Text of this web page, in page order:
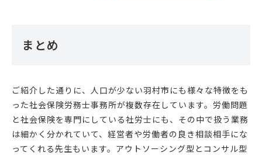
まとめ
ご紹介した通りに、人口が少ない羽村市にも様々な特徴をも
った社会保険労務士事務所が複数存在しています。労働問題
と社会保険を専門にしている社労士にも、その中で扱う業務
は細かく分かれていて、経営者や労働者の良き相談相手にな
ってくれる先生もいます。アウトソーシング型とコンサル型